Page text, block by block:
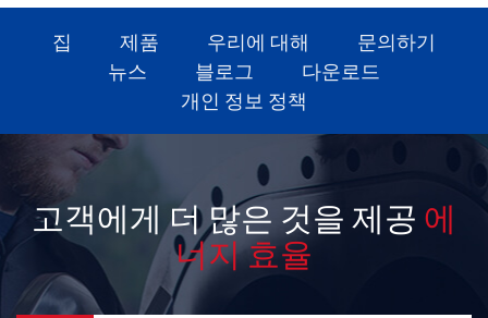
집 제품 우리에 대해
문의하기
뉴스
블로그
다운로드
개인 정보 정책
고객에게 더 많은 것을 제공 에
너지 효율